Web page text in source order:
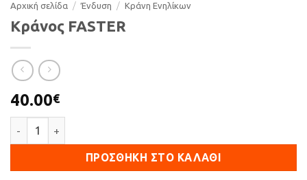
Αρχική σελίδα / Ένδυση / Κράνη Ενηλίκων
Κράνος FASTER
40.00€
Κράνος FASTER ποσότητα
ΠΡΟΣΘΉΚΗ ΣΤΟ ΚΑΛΆΘΙ